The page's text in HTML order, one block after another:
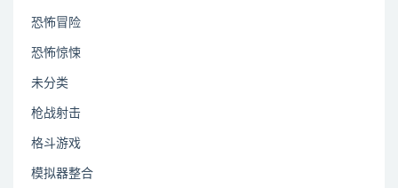
恐怖冒险
恐怖惊悚
未分类
枪战射击
格斗游戏
模拟器整合